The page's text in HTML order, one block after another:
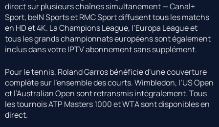
direct sur plusieurs chaînes simultanément — Canal+
Sport, beIN Sports et RMC Sport diffusent tous les matchs
en HD et 4K. La Champions League, l’Europa League et
tous les grands championnats européens sont également
inclus dans votre IPTV abonnement sans supplément.
Pour le tennis, Roland Garros bénéficie d’une couverture
complète sur l’ensemble des courts. Wimbledon, l’US Open
et l’Australian Open sont retransmis intégralement. Tous
les tournois ATP Masters 1000 et WTA sont disponibles en
direct.